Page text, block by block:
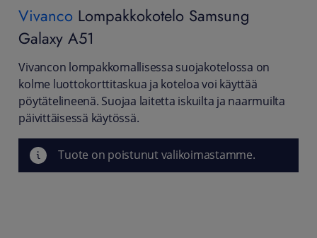
Vivanco Lompakkokotelo Samsung
Galaxy A51
Vivancon lompakkomallisessa suojakotelossa on
kolme luottokorttitaskua ja koteloa voi käyttää
pöytätelineenä. Suojaa laitetta iskuilta ja naarmuilta
päivittäisessä käytössä.
Tuote on poistunut valikoimastamme.